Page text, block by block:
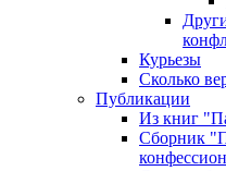
Курьезы
Сколько
Публикации
Из книг
Сборник